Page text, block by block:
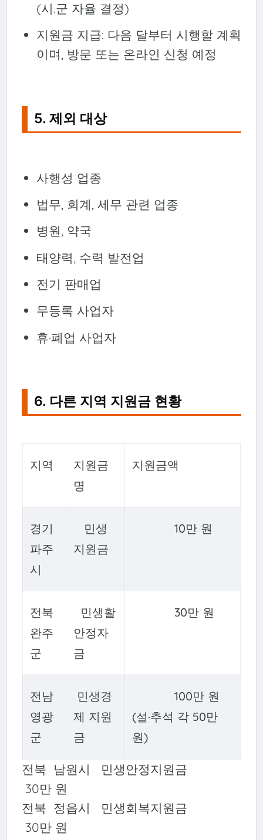
(시.군 자율 결정)
지원금 지급: 다음 달부터 시행할 계획
이며, 방문 또는 온라인 신청 예정
5. 제외 대상
사행성 업종
법무, 회계, 세무 관련 업종
병원, 약국
태양력, 수력 발전업
전기 판매업
무등록 사업자
휴·폐업 사업자
6. 다른 지역 지원금 현황
지역
지원금
명
지원금액
경기
파주
시
민생
지원금
10만 원
전북
완주
군
민생활
안정자
금
30만 원
전남
영광
군
민생경
제 지원
금
100만 원
(설·추석 각 50만
원)
전북 남원시 민생안정지원금
30만 원
전북 정읍시 민생회복지원금
30만 원